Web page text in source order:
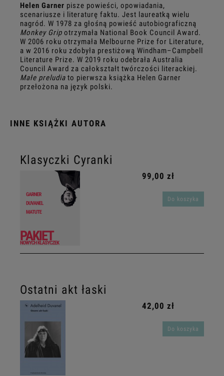
Helen Garner pisze powieści, opowiadania,
scenariusze i literaturę faktu. Jest laureatką wielu
nagród. W 1978 za głośną powieść autobiograficzną
Monkey Grip otrzymała National Book Council Award.
W 2006 roku otrzymała Melbourne Prize for Literature,
a w 2016 roku zdobyła prestiżową Windham–Campbell
Literature Prize. W 2019 roku odebrała Australia
Council Award za całokształt twórczości literackiej.
Małe preludia to pierwsza książka Helen Garner
przełożona na język polski.
INNE KSIĄŻKI AUTORA
Klasyczki Cyranki
99,00 zł
Do koszyka
Ostatni akt łaski
42,00 zł
Do koszyka